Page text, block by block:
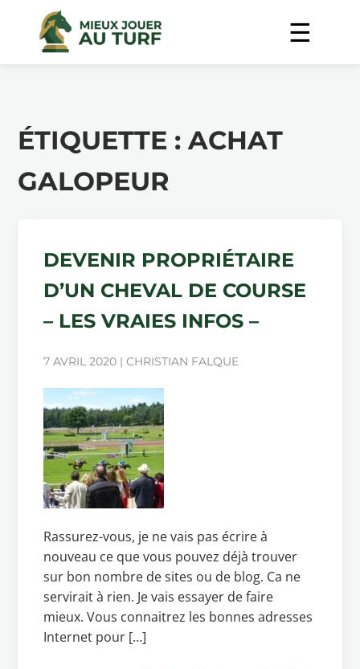
ÉTIQUETTE :ACHAT
GALOPEUR
DEVENIR PROPRIÉTAIRE
D’UN CHEVAL DE COURSE
– LES VRAIES INFOS –
7 AVRIL 2020 | CHRISTIAN FALQUE
Rassurez-vous, je ne vais pas écrire à
nouveau ce que vous pouvez déjà trouver
sur bon nombre de sites ou de blog. Ca ne
servirait à rien. Je vais essayer de faire
mieux. Vous connaitrez les bonnes adresses
Internet pour […]